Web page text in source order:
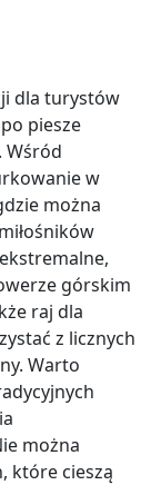
dla turystów
piesze
Wśród
w
można
górskim
raj dla
z licznych
Warto
można
które cieszą